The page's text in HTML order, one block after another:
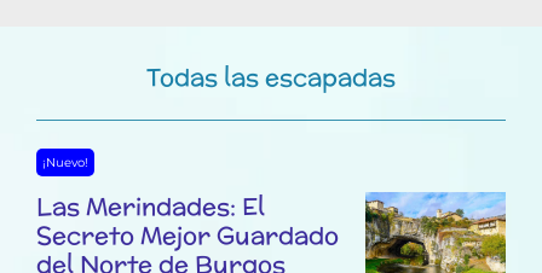
Todas las escapadas
¡Nuevo!
Las Merindades: El
Secreto Mejor Guardado
del Norte de Burgos